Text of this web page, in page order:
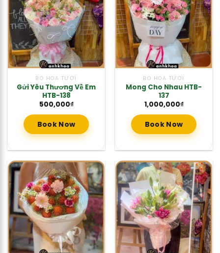
BÓ HOA TƯƠI
Gửi Yêu Thương Về Em
HTB-138
500,000₫
Book Now
BÓ HOA TƯƠI
Mong Cho Nhau HTB-
137
1,000,000₫
Book Now